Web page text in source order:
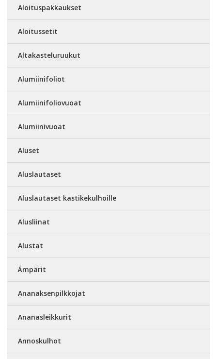
Aloituspakkaukset
Aloitussetit
Altakasteluruukut
Alumiinifoliot
Alumiinifoliovuoat
Alumiinivuoat
Aluset
Aluslautaset
Aluslautaset kastikekulhoille
Alusliinat
Alustat
Ämpärit
Ananaksenpilkkojat
Ananasleikkurit
Annoskulhot